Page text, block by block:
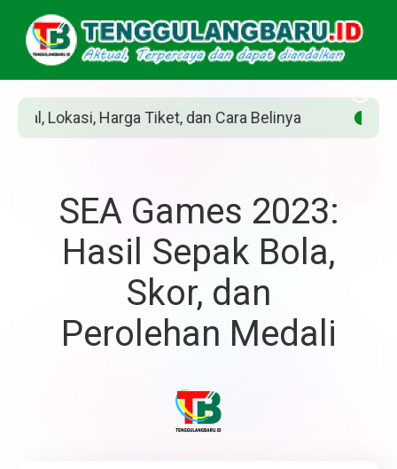
Siapakah Jean Grey? Pahlawan
SEA Games 2023:
Hasil Sepak Bola,
Skor, dan
Perolehan Medali